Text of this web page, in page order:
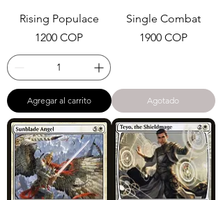
Rising Populace
Precio
1200 COP
Agregar al carrito
Single Combat
Precio
1900 COP
Agotado